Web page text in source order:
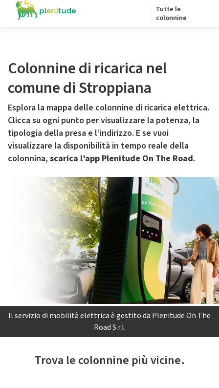
Tutte le
colonnine
Colonnine di ricarica nel
comune di Stroppiana
Esplora la mappa delle colonnine di ricarica elettrica.
Clicca su ogni punto per visualizzare la potenza, la
tipologia della presa e l’indirizzo. E se vuoi
visualizzare la disponibilità in tempo reale della
colonnina, scarica l’app Plenitude On The Road.
Il servizio di mobilità elettrica è gestito da Plenitude On The
Road S.r.l.
Trova le colonnine più vicine.